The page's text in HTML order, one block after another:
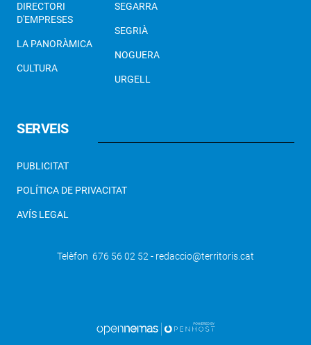
DIRECTORI
D'EMPRESES
LA PANORÀMICA
CULTURA
SEGARRA
SEGRIÀ
NOGUERA
URGELL
SERVEIS
PUBLICITAT
POLÍTICA DE PRIVACITAT
AVÍS LEGAL
Telèfon 676 56 02 52 - redaccio@territoris.cat